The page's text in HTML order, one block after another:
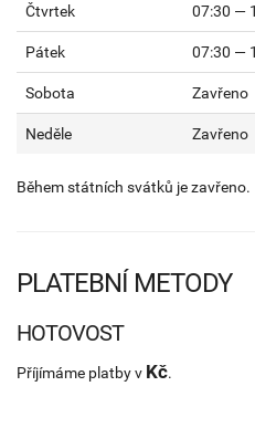
Čtvrtek 07:30 —
Pátek 07:30 —
Sobota Zavřeno
Neděle Zavřeno
Během státních svátků je zavřeno.
PLATEBNÍ METODY
HOTOVOST
Příjímáme platby v Kč.